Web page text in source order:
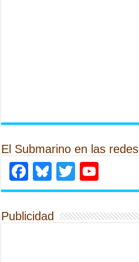
El Submarino en las redes
Facebook
Bluesky
Twitter
Publicidad